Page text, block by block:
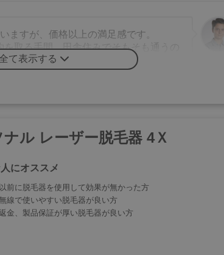
ますが、価格以上の満足感です。
取る手間、田舎住みでそもそも通うの
できるケノンはとても良い選択でし
。
、ケノンを購入しました。
つるピカピカになり、これは本物だと
て表示する
ナル レーザー脱毛器 4Ｘ
にオススメ
以前に脱毛器を使用して効果が無かった方
線で使いやすい脱毛器が良い方
返金、製品保証が厚い脱毛器が良い方